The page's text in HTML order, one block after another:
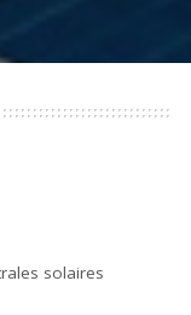
solaires